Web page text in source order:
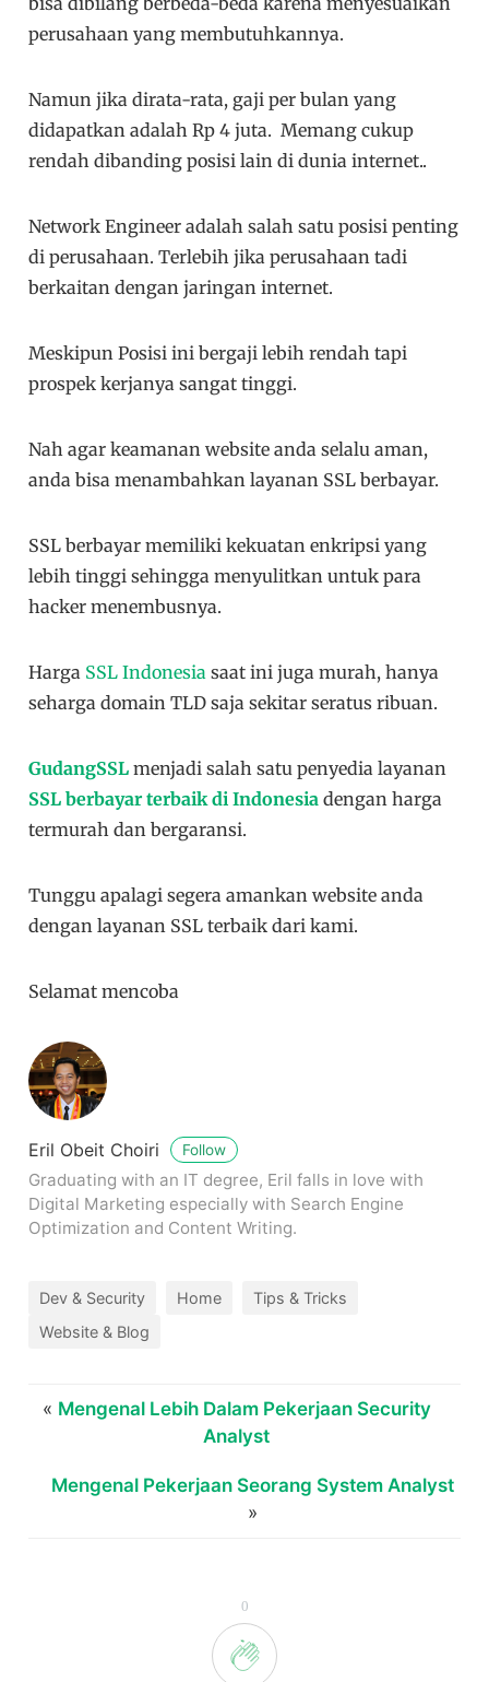
0
perusahaan yang membutuhkannya.
Namun jika dirata-rata, gaji per bulan yang
didapatkan adalah Rp 4 juta. Memang cukup
rendah dibanding posisi lain di dunia internet..
Network Engineer adalah salah satu posisi penting
di perusahaan. Terlebih jika perusahaan tadi
berkaitan dengan jaringan internet.
Meskipun Posisi ini bergaji lebih rendah tapi
prospek kerjanya sangat tinggi.
Nah agar keamanan website anda selalu aman,
anda bisa menambahkan layanan SSL berbayar.
SSL berbayar memiliki kekuatan enkripsi yang
lebih tinggi sehingga menyulitkan untuk para
hacker menembusnya.
Harga SSL Indonesia saat ini juga murah, hanya
seharga domain TLD saja sekitar seratus ribuan.
GudangSSL menjadi salah satu penyedia layanan
SSL berbayar terbaik di Indonesia dengan harga
termurah dan bergaransi.
Tunggu apalagi segera amankan website anda
dengan layanan SSL terbaik dari kami.
Selamat mencoba
Eril Obeit Choiri Follow
Graduating with an IT degree, Eril falls in love with
Digital Marketing especially with Search Engine
Optimization and Content Writing.
Dev & Security Home
Tips & Tricks
Website & Blog
« Mengenal Lebih Dalam Pekerjaan Security
Analyst
Mengenal Pekerjaan Seorang System Analyst
»